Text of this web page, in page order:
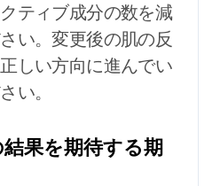
ティブ成分の数を減
い。変更後の肌の反
しい方向に進んでい
い。
果を期待する期